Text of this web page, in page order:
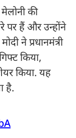
की
पर हैं और उन्होंने
ने प्रधानमंत्री
किया,
किया. यह
है.